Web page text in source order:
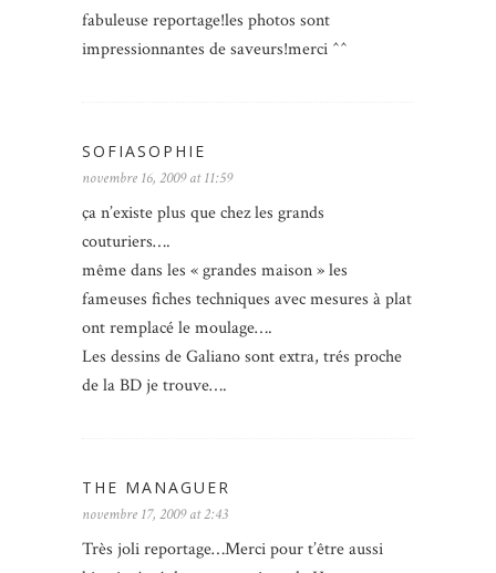
fabuleuse reportage!les photos sont
impressionnantes de saveurs!merci ^^
SOFIASOPHIE
novembre 16, 2009 at 11:59
ça n’existe plus que chez les grands
couturiers….
même dans les « grandes maison » les
fameuses fiches techniques avec mesures à plat
ont remplacé le moulage….
Les dessins de Galiano sont extra, trés proche
de la BD je trouve….
THE MANAGUER
novembre 17, 2009 at 2:43
Très joli reportage…Merci pour t’être aussi